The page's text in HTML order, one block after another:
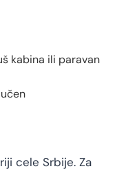
kabina ili paravan
cele Srbije. Za